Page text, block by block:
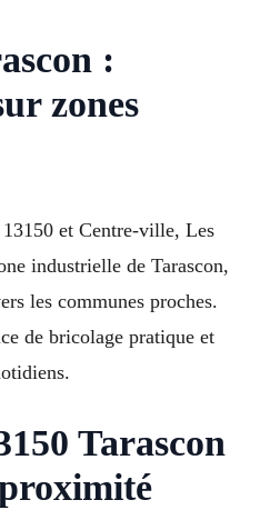
:
zones
et Centre-ville, Les
industrielle de Tarascon,
les communes proches.
de bricolage pratique et
Tarascon